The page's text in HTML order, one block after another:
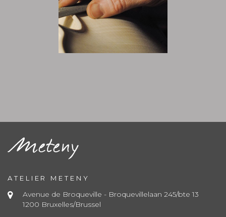
ATELIER METENY
Avenue de Broqueville - Broquevillelaan 245/bte 13
1200 Bruxelles/Brussel